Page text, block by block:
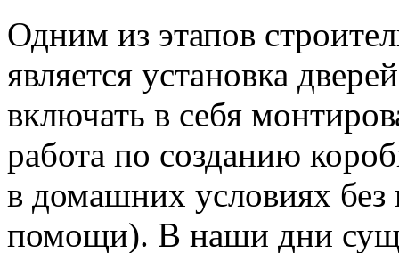
Одним из этапов
является установка
включать в себя
работа по созданию
в домашних условиях без
помощи). В наши дни